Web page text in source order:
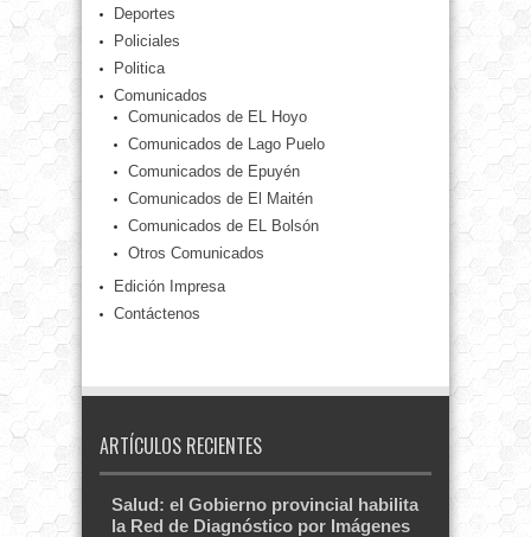
Deportes
Policiales
Politica
Comunicados
Comunicados de EL Hoyo
Comunicados de Lago Puelo
Comunicados de Epuyén
Comunicados de El Maitén
Comunicados de EL Bolsón
Otros Comunicados
Edición Impresa
Contáctenos
ARTÍCULOS RECIENTES
Salud: el Gobierno provincial habilita
la Red de Diagnóstico por Imágenes